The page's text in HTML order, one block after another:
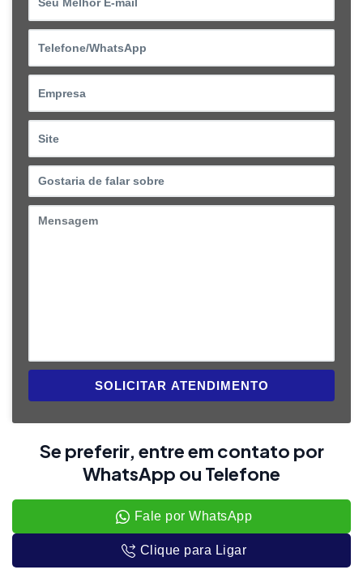
SOLICITAR ATENDIMENTO
Se preferir, entre em contato por
WhatsApp ou Telefone
Fale por WhatsApp
Clique para Ligar